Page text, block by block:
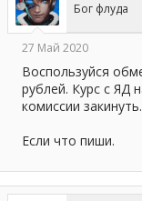
Бог флуда
27 Май 2020
Воспользуйся
рублей. Курс с ЯД
комиссии закинуть.
Если что пиши.